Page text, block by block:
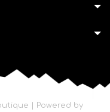
| Powered by